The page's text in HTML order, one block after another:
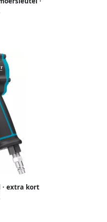
·
[Nm]: 3800
· extra kort
maximaal
(12 5 mm)